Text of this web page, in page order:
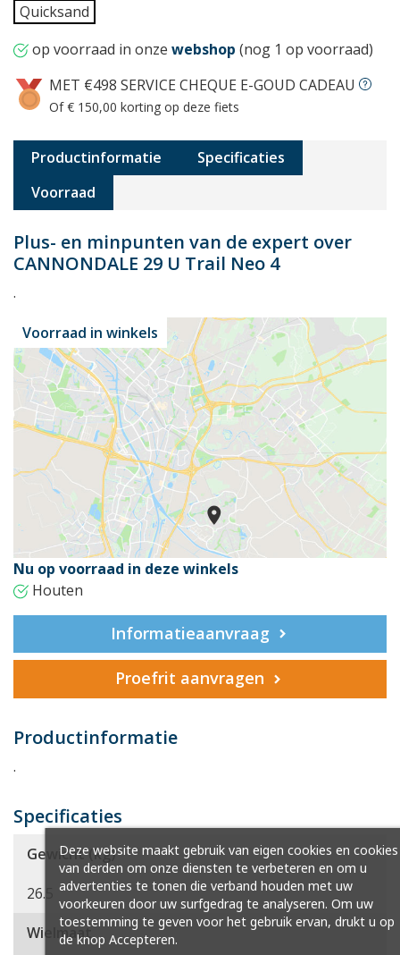
Quicksand
op voorraad in onze webshop (nog 1 op voorraad)
MET €498 SERVICE CHEQUE E-GOUD CADEAU
Of € 150,00 korting op deze fiets
Productinformatie
Specificaties
Voorraad
Plus- en minpunten van de expert over
CANNONDALE 29 U Trail Neo 4
.
Voorraad in winkels
Nu op voorraad in deze winkels
Houten
Informatieaanvraag
Proefrit aanvragen
Productinformatie
.
Specificaties
Gewicht (kg)
26.5
Wielmaat
Deze website maakt gebruik van eigen cookies en cookies
van derden om onze diensten te verbeteren en om u
advertenties te tonen die verband houden met uw
voorkeuren door uw surfgedrag te analyseren. Om uw
toestemming te geven voor het gebruik ervan, drukt u op
de knop Accepteren.